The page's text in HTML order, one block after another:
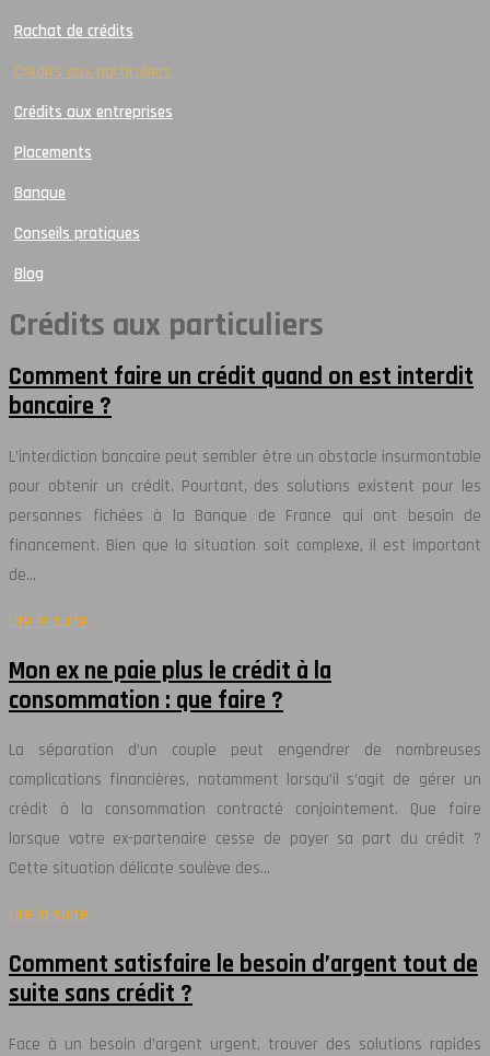
Rachat de crédits
Crédits aux particuliers
Crédits aux entreprises
Placements
Banque
Conseils pratiques
Blog
Crédits aux particuliers
Comment faire un crédit quand on est interdit
bancaire ?
L’interdiction bancaire peut sembler être un obstacle insurmontable
pour obtenir un crédit. Pourtant, des solutions existent pour les
personnes fichées à la Banque de France qui ont besoin de
financement. Bien que la situation soit complexe, il est important
de…
Lire la suite
Mon ex ne paie plus le crédit à la
consommation : que faire ?
La séparation d’un couple peut engendrer de nombreuses
complications financières, notamment lorsqu’il s’agit de gérer un
crédit à la consommation contracté conjointement. Que faire
lorsque votre ex-partenaire cesse de payer sa part du crédit ?
Cette situation délicate soulève des…
Lire la suite
Comment satisfaire le besoin d’argent tout de
suite sans crédit ?
Face à un besoin d’argent urgent, trouver des solutions rapides